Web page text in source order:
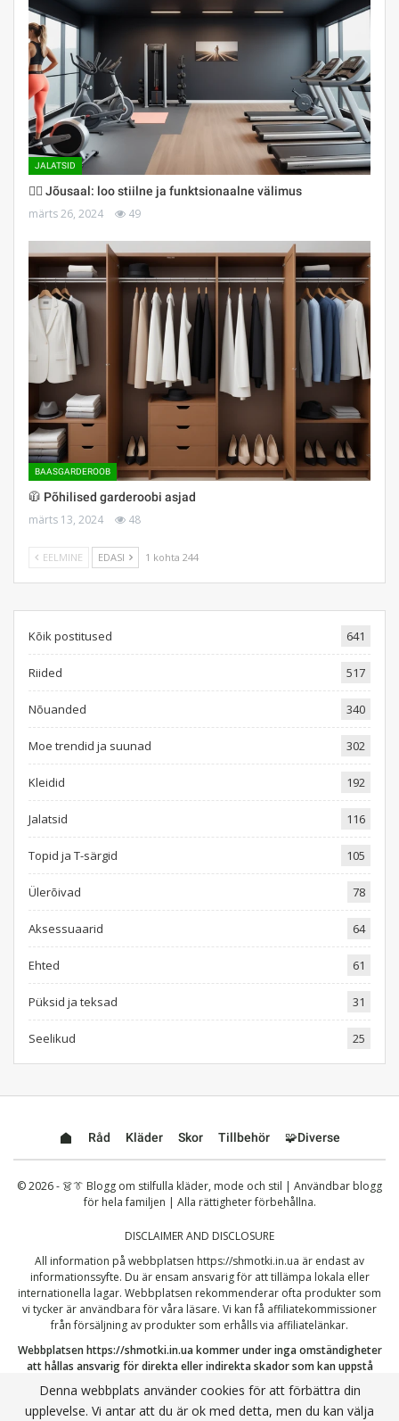
JALATSID
🏋️‍♀️ Jõusaal: loo stiilne ja funktsionaalne välimus
märts 26, 2024 49
BAASGARDEROOB
🧥 Põhilised garderoobi asjad
märts 13, 2024 48
EELMINE EDASI 1 kohta 244
Kõik postitused 641
Riided 517
Nõuanded 340
Moe trendid ja suunad 302
Kleidid 192
Jalatsid 116
Topid ja T-särgid 105
Ülerõivad 78
Aksessuaarid 64
Ehted 61
Püksid ja teksad 31
Seelikud 25
Råd Kläder Skor Tillbehör 🧩Diverse
© 2026 - 👗👔 Blogg om stilfulla kläder, mode och stil | Användbar blogg
för hela familjen | Alla rättigheter förbehållna.
DISCLAIMER AND DISCLOSURE
All information på webbplatsen https://shmotki.in.ua är endast av
informationssyfte. Du är ensam ansvarig för att tillämpa lokala eller
internationella lagar. Webbplatsen rekommenderar ofta produkter som
vi tycker är användbara för våra läsare. Vi kan få affiliatekommissioner
från försäljning av produkter som erhålls via affiliatelänkar.
Webbplatsenhttps://shmotki.in.uakommer under inga omständigheter
att hållas ansvarig för direkta eller indirekta skador som kan uppstå
genom användning eller missbruk av informationen som publiceras här.
Genom att fortsätta erkänner du att du har läst och accepterat vår
fullständigaansvarsfriskrivningoch vårIntegritetspolicy.
Denna webbplats använder cookies för att förbättra din
upplevelse. Vi antar att du är ok med detta, men du kan välja